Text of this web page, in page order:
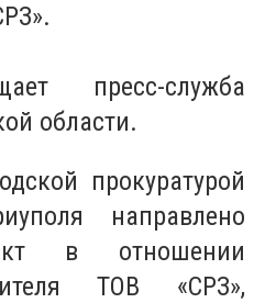
пресс-служба
области.
прокуратурой
направлено
в отношении
TOB «СРЗ»,